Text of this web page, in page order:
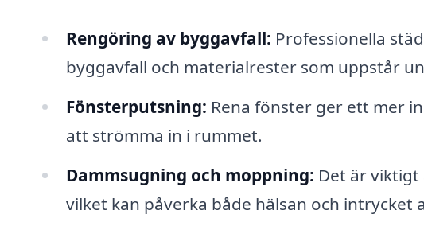
Rengöring av byggavfall: Professionella
byggavfall och materialrester som uppstår
Fönsterputsning: Rena fönster ger ett mer
att strömma in i rummet.
Dammsugning och moppning: Det är
vilket kan påverka både hälsan och intrycket